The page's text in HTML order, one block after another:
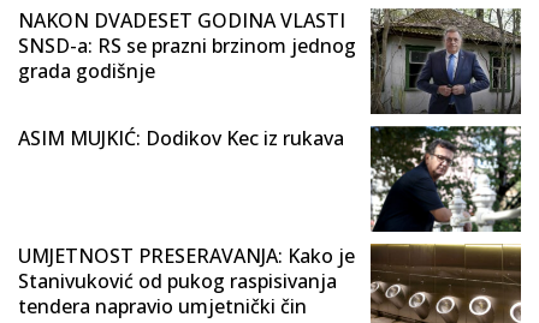
NAKON DVADESET GODINA VLASTI
SNSD-a: RS se prazni brzinom jednog
grada godišnje
ASIM MUJKIĆ: Dodikov Kec iz rukava
UMJETNOST PRESERAVANJA: Kako je
Stanivuković od pukog raspisivanja
tendera napravio umjetnički čin